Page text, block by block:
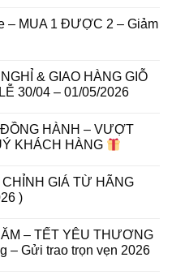
– MUA 1 ĐƯỢC 2 – Giảm
& GIAO HÀNG GIỖ
30/04 – 01/05/2026
ĐỒNG HÀNH – VƯỢT
KHÁCH HÀNG
GIÁ TỪ HÃNG
)
– TẾT YÊU THƯƠNG
– Gửi trao trọn vẹn 2026